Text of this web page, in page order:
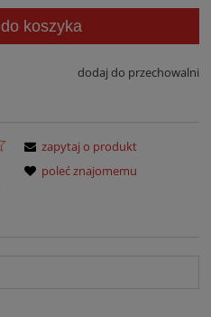
do koszyka
dodaj do przechowalni
zapytaj o produkt
poleć znajomemu